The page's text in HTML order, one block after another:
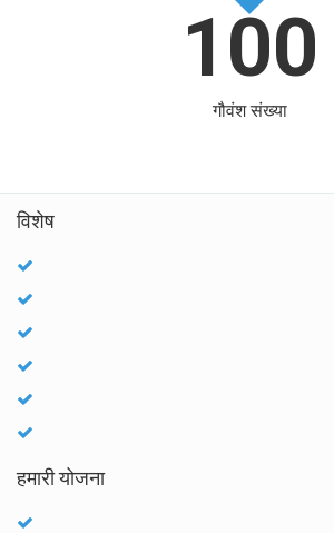
100
गौवंश संख्या
विशेष
हमारी योजना